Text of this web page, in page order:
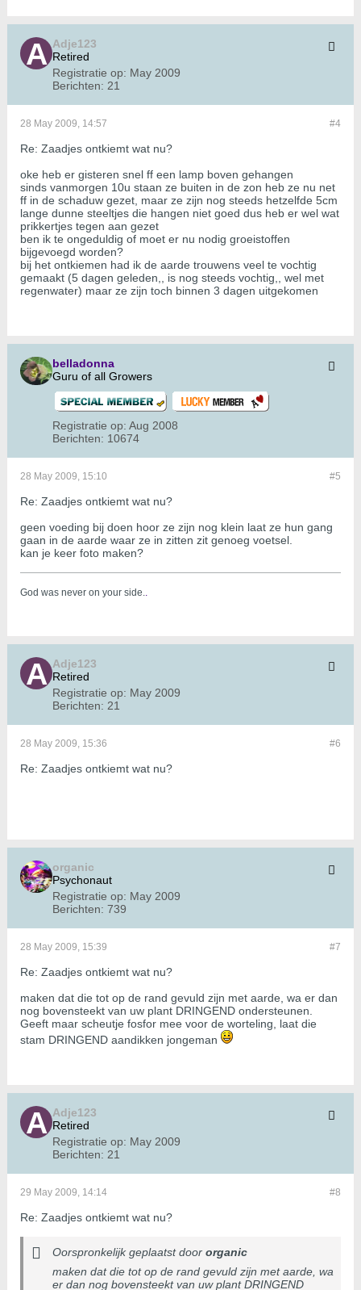
Adje123
Retired
Registratie op: May 2009
Berichten: 21
#4
28 May 2009, 14:57
Re: Zaadjes ontkiemt wat nu?
oke heb er gisteren snel ff een lamp boven gehangen
sinds vanmorgen 10u staan ze buiten in de zon heb ze nu net
ff in de schaduw gezet, maar ze zijn nog steeds hetzelfde 5cm
lange dunne steeltjes die hangen niet goed dus heb er wel wat
prikkertjes tegen aan gezet
ben ik te ongeduldig of moet er nu nodig groeistoffen
bijgevoegd worden?
bij het ontkiemen had ik de aarde trouwens veel te vochtig
gemaakt (5 dagen geleden,, is nog steeds vochtig,, wel met
regenwater) maar ze zijn toch binnen 3 dagen uitgekomen
belladonna
Guru of all Growers
Registratie op: Aug 2008
Berichten: 10674
#5
28 May 2009, 15:10
Re: Zaadjes ontkiemt wat nu?
geen voeding bij doen hoor ze zijn nog klein laat ze hun gang
gaan in de aarde waar ze in zitten zit genoeg voetsel.
kan je keer foto maken?
God was never on your side..
Adje123
Retired
Registratie op: May 2009
Berichten: 21
#6
28 May 2009, 15:36
Re: Zaadjes ontkiemt wat nu?
organic
Psychonaut
Registratie op: May 2009
Berichten: 739
#7
28 May 2009, 15:39
Re: Zaadjes ontkiemt wat nu?
maken dat die tot op de rand gevuld zijn met aarde, wa er dan
nog bovensteekt van uw plant DRINGEND ondersteunen.
Geeft maar scheutje fosfor mee voor de worteling, laat die
stam DRINGEND aandikken jongeman
Adje123
Retired
Registratie op: May 2009
Berichten: 21
#8
29 May 2009, 14:14
Re: Zaadjes ontkiemt wat nu?
Oorspronkelijk geplaatst door organic
maken dat die tot op de rand gevuld zijn met aarde, wa
er dan nog bovensteekt van uw plant DRINGEND